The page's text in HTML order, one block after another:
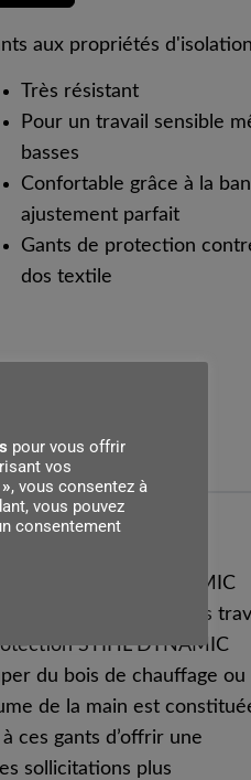
aux propriétés
Très résistant
Pour un travail sensible
basses
Confortable grâce à la
ajustement parfait
Gants de protection
dos textile
STIHL DYNAMIC
peuvent effectuer des
STIHL DYNAMIC
du bois de chauffage ou
de la main est
ces gants d’offrir une
sollicitations plus
pour vous offrir
vos
, vous consentez à
vous pouvez
consentement